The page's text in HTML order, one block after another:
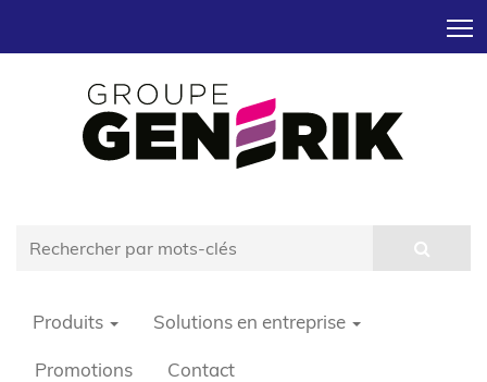
Produits Solutions en entreprise
Promotions Contact